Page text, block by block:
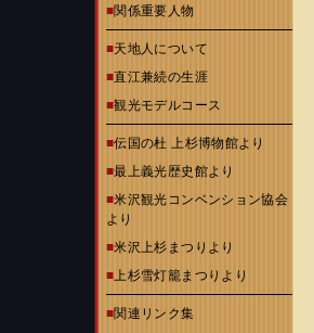
■関係重要人物
■天地人について
■直江兼続の生涯
■観光モデルコース
■伝国の杜 上杉博物館より
■最上義光歴史館より
■米沢観光コンベンション協会
より
■米沢上杉まつりより
■上杉雪灯籠まつりより
■関連リンク集